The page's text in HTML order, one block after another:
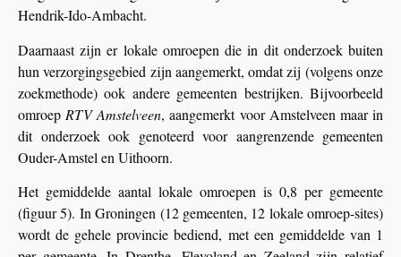
Hendrik-Ido-Ambacht.
Daarnaast zijn er lokale omroepen die in dit onderzoek buiten
hun verzorgingsgebied zijn aangemerkt, omdat zij (volgens onze
zoekmethode) ook andere gemeenten bestrijken. Bijvoorbeeld
omroep RTV Amstelveen, aangemerkt voor Amstelveen maar in
dit onderzoek ook genoteerd voor aangrenzende gemeenten
Ouder-Amstel en Uithoorn.
Het gemiddelde aantal lokale omroepen is 0,8 per gemeente
(figuur 5). In Groningen (12 gemeenten, 12 lokale omroep-sites)
wordt de gehele provincie bediend, met een gemiddelde van 1